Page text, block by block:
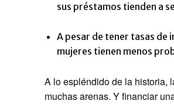
sus préstamos tienden a
A pesar de tener tasas de
mujeres tienen menos
A lo espléndido de la historia,
muchas arenas. Y financiar